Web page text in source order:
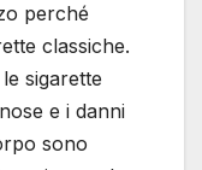
perché
classiche.
sigarette
e i danni
sono